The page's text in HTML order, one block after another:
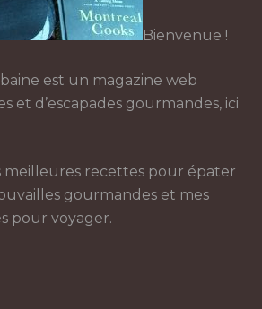
Bienvenue !
est un magazine web
et d’escapades gourmandes, ici
meilleures recettes pour épater
gourmandes et mes
pour voyager.